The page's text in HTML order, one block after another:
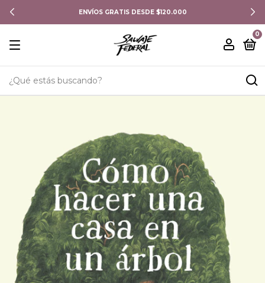
ENVÍOS GRATIS DESDE $120.000
0